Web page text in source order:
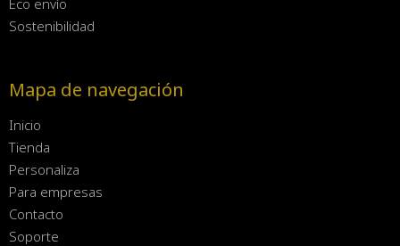
Sostenibilidad
Mapa de navegación
Inicio
Tienda
Personaliza
Para empresas
Contacto
Soporte